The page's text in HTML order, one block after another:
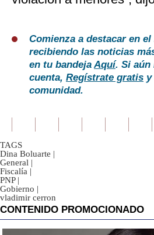
Comienza a destacar en
recibiendo las noticias
en tu bandejaAquí. Si aún
cuenta, Regístrate gratis y
comunidad.
TAGS
Dina Boluarte |
General |
Fiscalía |
PNP |
Gobierno |
vladimir cerron